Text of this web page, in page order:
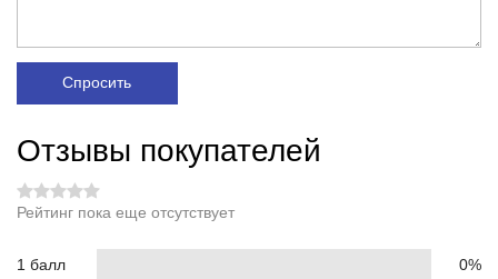
Спросить
Отзывы покупателей
Рейтинг пока еще отсутствует
1 балл 0%